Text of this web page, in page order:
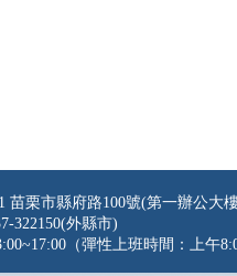
苗栗市縣府路100號(第一辦公大
322150(外縣市)
（彈性上班時間：上午